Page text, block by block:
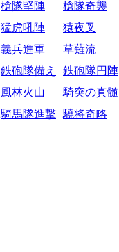
槍隊堅陣 槍隊奇襲
猛虎吼陣 猿夜叉
義兵進軍 草薙流
鉄砲隊備え 鉄砲隊円陣
風林火山 騎突の真髄
騎馬隊進撃 驍将奇略